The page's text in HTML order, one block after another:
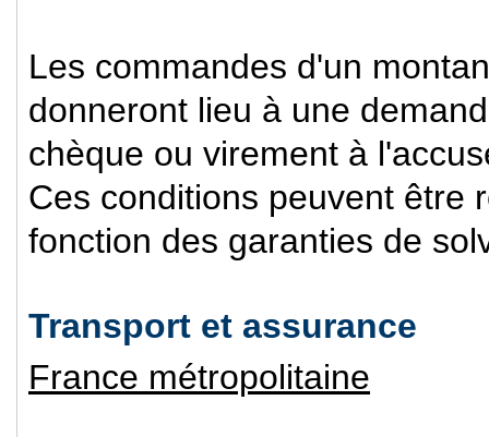
Les commandes d'un
donneront lieu à une
chèque ou virement à
Ces conditions peuvent être
fonction des garanties de
Transport et assurance
France métropolitaine